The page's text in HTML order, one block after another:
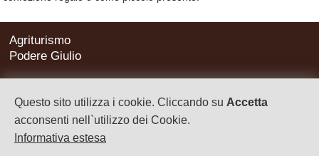
Questo sito utilizza i cookie. Cliccando su Accetta
acconsenti nell`utilizzo dei Cookie.
Informativa estesa
Agriturismo
Podere Giulio
Località Pian di Spille
Tarquinia (VT) 01016